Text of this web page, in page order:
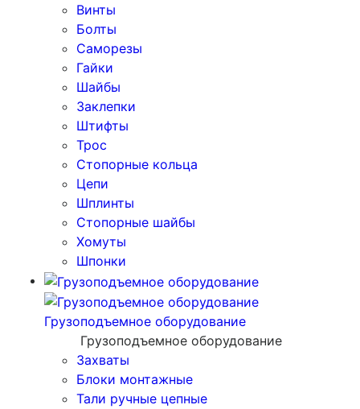
Винты
Болты
Саморезы
Гайки
Шайбы
Заклепки
Штифты
Трос
Стопорные кольца
Цепи
Шплинты
Стопорные шайбы
Хомуты
Шпонки
Грузоподъемное оборудование
Грузоподъемное оборудование
Захваты
Блоки монтажные
Тали ручные цепные